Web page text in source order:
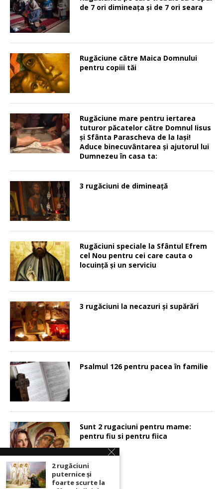
de 7 ori dimineața și de 7 ori seara
Rugăciune către Maica Domnului
pentru copiii tăi
Rugăciune mare pentru iertarea
tuturor păcatelor către Domnul Iisus
şi Sfânta Parascheva de la Iaşi!
Aduce binecuvântarea şi ajutorul lui
Dumnezeu în casa ta:
3 rugăciuni de dimineață
Rugăciuni speciale la Sfântul Efrem
cel Nou pentru cei care cauta o
locuinţă şi un serviciu
3 rugăciuni la necazuri și supărări
Psalmul 126 pentru pacea în familie
Sunt 2 rugaciuni pentru mame:
pentru fiu si pentru fiica
2 rugăciuni
puternice şi
foarte scurte la